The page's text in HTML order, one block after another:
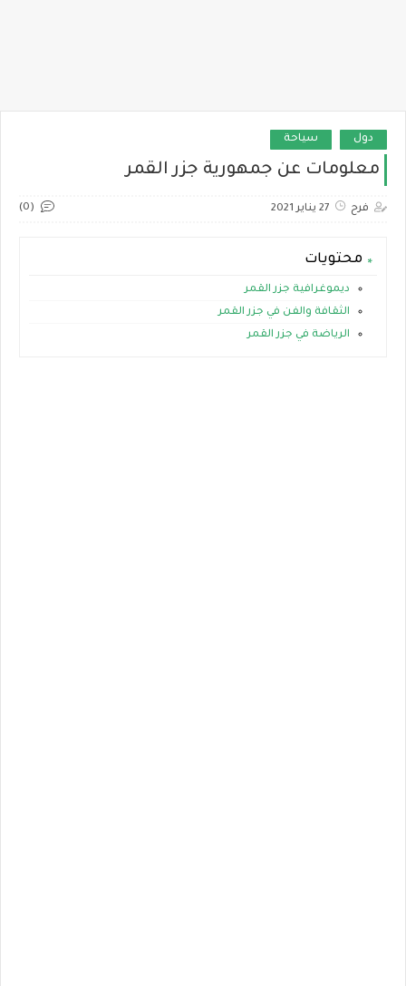
دول سياحة
معلومات عن جمهورية جزر القمر
فرح 27 يناير 2021 (0)
محتويات
ديموغرافية جزر القمر
الثقافة والفن في جزر القمر
الرياضة في جزر القمر